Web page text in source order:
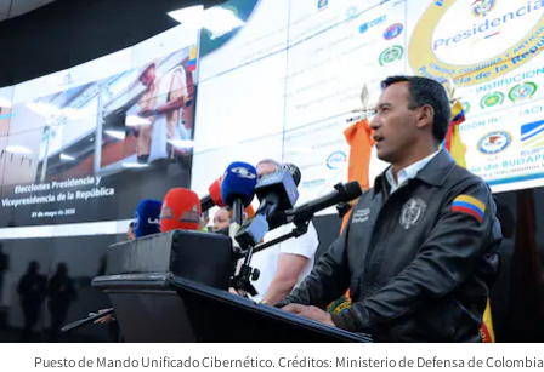
Puesto de Mando Unificado Cibernético. Créditos: Ministerio de Defensa de Colombia